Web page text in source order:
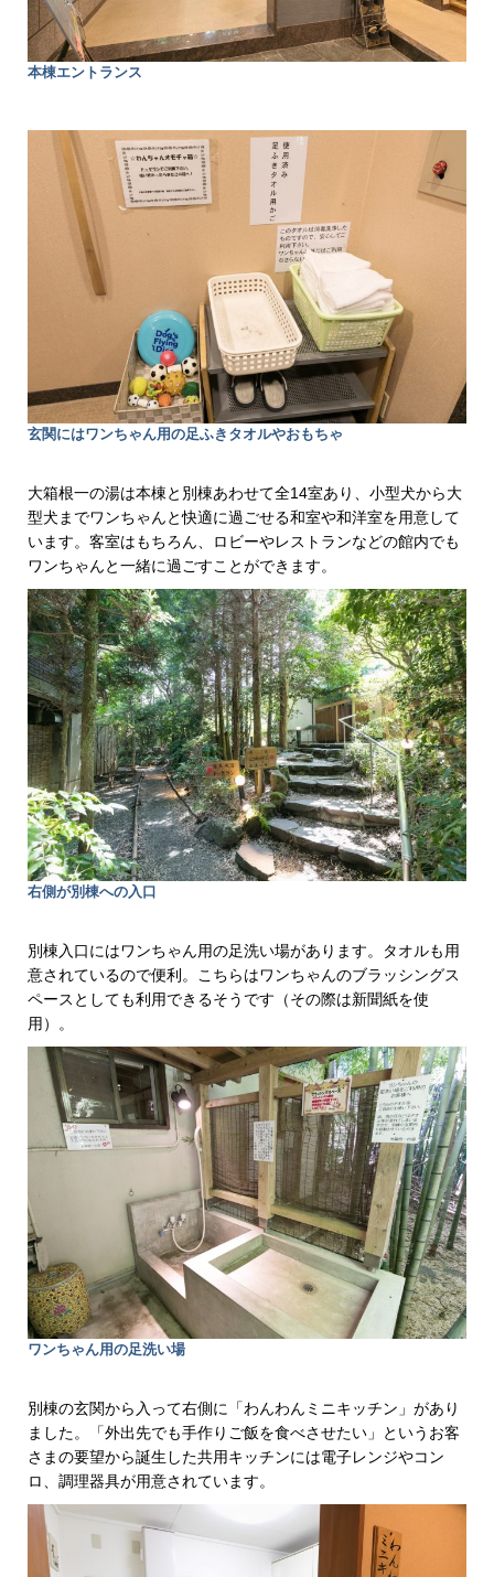
本棟エントランス
玄関にはワンちゃん用の足ふきタオルやおもちゃ
大箱根一の湯は本棟と別棟あわせて全14室あり、小型犬から大
型犬までワンちゃんと快適に過ごせる和室や和洋室を用意して
います。客室はもちろん、ロビーやレストランなどの館内でも
ワンちゃんと一緒に過ごすことができます。
右側が別棟への入口
別棟入口にはワンちゃん用の足洗い場があります。タオルも用
意されているので便利。こちらはワンちゃんのブラッシングス
ペースとしても利用できるそうです（その際は新聞紙を使
用）。
ワンちゃん用の足洗い場
別棟の玄関から入って右側に「わんわんミニキッチン」があり
ました。「外出先でも手作りご飯を食べさせたい」というお客
さまの要望から誕生した共用キッチンには電子レンジやコン
ロ、調理器具が用意されています。